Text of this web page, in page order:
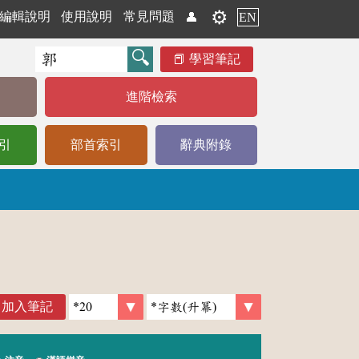
編輯說明 使用說明 常見問題 👤 ⚙️ EN
學習筆記
進階檢索
部首索引 辭典附錄
加入筆記